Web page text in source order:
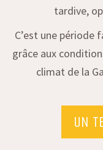
tardive,
C’est une période
grâce aux
climat de la
UN